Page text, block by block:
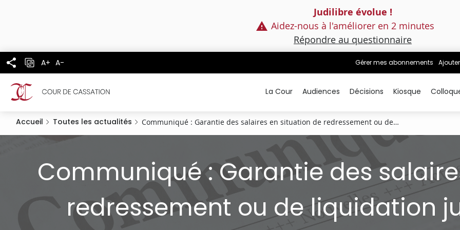
Judilibre évolue !
Aidez-nous à l'améliorer en 2 minutes
Répondre au questionnaire
A+ A- Gérer mes abonnements
La Cour Audiences Décisions Kiosque
Accueil Toutes les actualités Communiqué : Garantie des salaires en situation de redressement ou de…
Communiqué : Garantie des
redressement ou de liquidation